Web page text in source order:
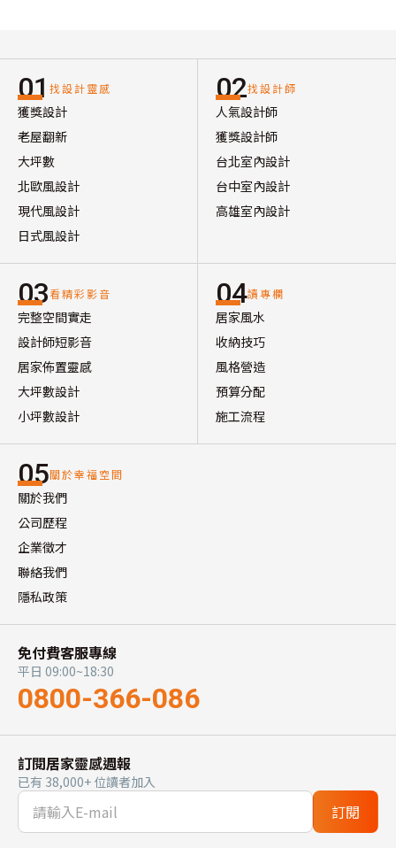
01 找設計靈感
獲獎設計
老屋翻新
大坪數
北歐風設計
現代風設計
日式風設計
02找設計師
人氣設計師
獲獎設計師
台北室內設計
台中室內設計
高雄室內設計
03看精彩影音
完整空間實走
設計師短影音
居家佈置靈感
大坪數設計
小坪數設計
04讀專欄
居家風水
收納技巧
風格營造
預算分配
施工流程
05關於幸福空間
關於我們
公司歷程
企業徵才
聯絡我們
隱私政策
免付費客服專線
平日 09:00~18:30
0800-366-086
訂閱居家靈感週報
已有 38,000+ 位讀者加入
訂閱